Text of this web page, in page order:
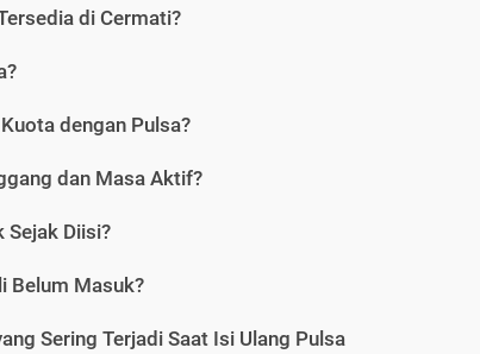
di Cermati?
dengan Pulsa?
dan Masa Aktif?
Sejak Diisi?
Belum Masuk?
Sering Terjadi Saat Isi Ulang Pulsa